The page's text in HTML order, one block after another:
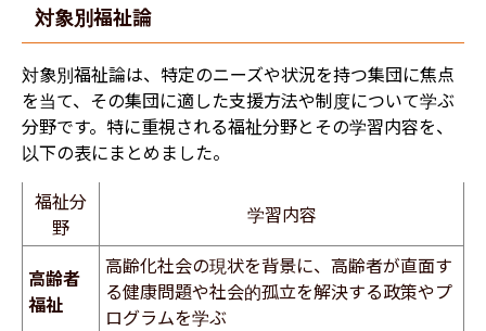
対象別福祉論
対象別福祉論は、特定のニーズや状況を持つ集団に焦点
を当て、その集団に適した支援方法や制度について学ぶ
分野です。特に重視される福祉分野とその学習内容を、
以下の表にまとめました。
福祉分
野
学習内容
高齢者
福祉
高齢化社会の現状を背景に、高齢者が直面す
る健康問題や社会的孤立を解決する政策やプ
ログラムを学ぶ